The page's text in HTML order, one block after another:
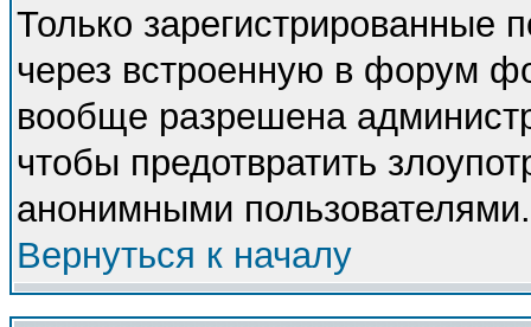
Только зарегистрированные
через встроенную в форум
вообще разрешена
чтобы предотвратить
анонимными пользователями.
Вернуться к началу